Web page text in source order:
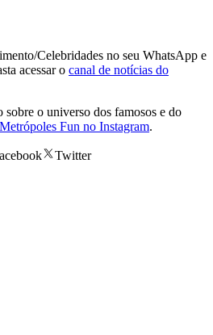
Celebridades no seu WhatsApp e
acessar o canal de notícias do
o universo dos famosos e do
Fun no Instagram.
Twitter